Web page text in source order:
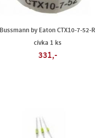
Bussmann by Eaton CTX10-7-52-R
cívka 1 ks
331,-